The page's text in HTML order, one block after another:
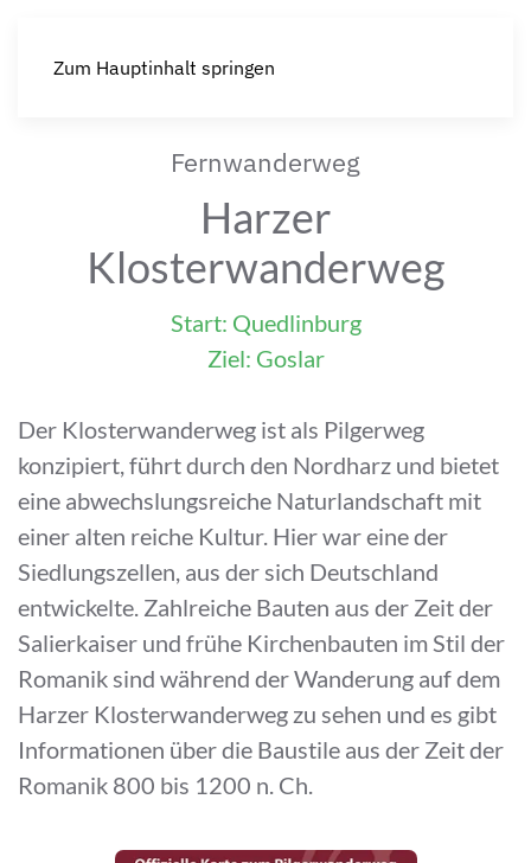
Zum Hauptinhalt springen
Fernwanderweg
Harzer
Klosterwanderweg
Start: Quedlinburg
Ziel: Goslar
Der Klosterwanderweg ist als Pilgerweg
konzipiert, führt durch den Nordharz und bietet
eine abwechslungsreiche Naturlandschaft mit
einer alten reiche Kultur. Hier war eine der
Siedlungszellen, aus der sich Deutschland
entwickelte. Zahlreiche Bauten aus der Zeit der
Salierkaiser und frühe Kirchenbauten im Stil der
Romanik sind während der Wanderung auf dem
Harzer Klosterwanderweg zu sehen und es gibt
Informationen über die Baustile aus der Zeit der
Romanik 800 bis 1200 n. Ch.